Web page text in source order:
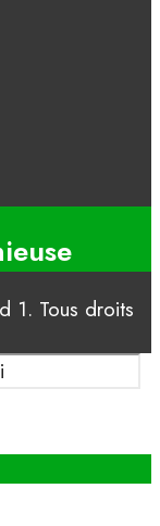
1. Tous droits